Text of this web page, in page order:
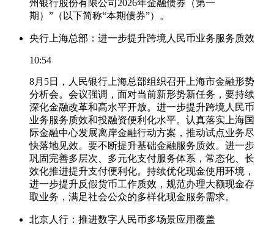
州银行股份有限公司2026年金融债券（第一
期）”（以下简称“本期债券”）。
央行上海总部：进一步提升跨境人民币业务服务质效
10:54
8月5日，人民银行上海总部组织召开上海市金融形势
分析会。会议强调，面对当前新形势新任务，要持续
深化金融改革和高水平开放。进一步提升跨境人民币
业务服务质效和投融资便利化水平。认真落实上海国
际金融中心发展离岸金融行动方案，推动试点业务尽
快落地见效。要不断提升基础金融服务质效。进一步
巩固完善多层次、多元化支付服务体系，常态化、长
效化推进提升支付便利化。持续优化现金使用环境，
进一步提升反假货币工作质效，规范办理大额现金存
取业务，满足社会公众的多样化现金服务需求。
北京人行：推进数字人民币多场景应用覆盖